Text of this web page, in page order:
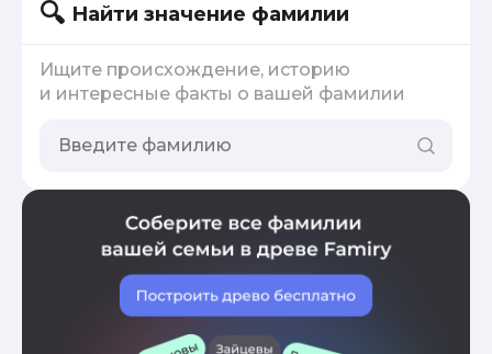
Найти значение фамилии
Ищите происхождение, историю
и интересные факты о вашей фамилии